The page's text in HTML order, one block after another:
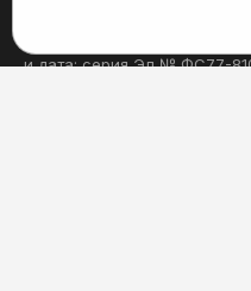
в сфере связи,
и дата: серия Эл № ФС77-